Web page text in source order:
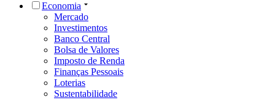
Economia
Mercado
Investimentos
Banco Central
Bolsa de Valores
Imposto de Renda
Finanças Pessoais
Loterias
Sustentabilidade